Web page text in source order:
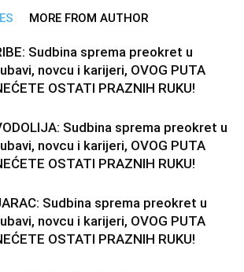
MORE FROM AUTHOR
Sudbina sprema preokret u
novcu i karijeri, OVOG PUTA
OSTATI PRAZNIH RUKU!
Sudbina sprema preokret u
novcu i karijeri, OVOG PUTA
OSTATI PRAZNIH RUKU!
Sudbina sprema preokret u
novcu i karijeri, OVOG PUTA
OSTATI PRAZNIH RUKU!